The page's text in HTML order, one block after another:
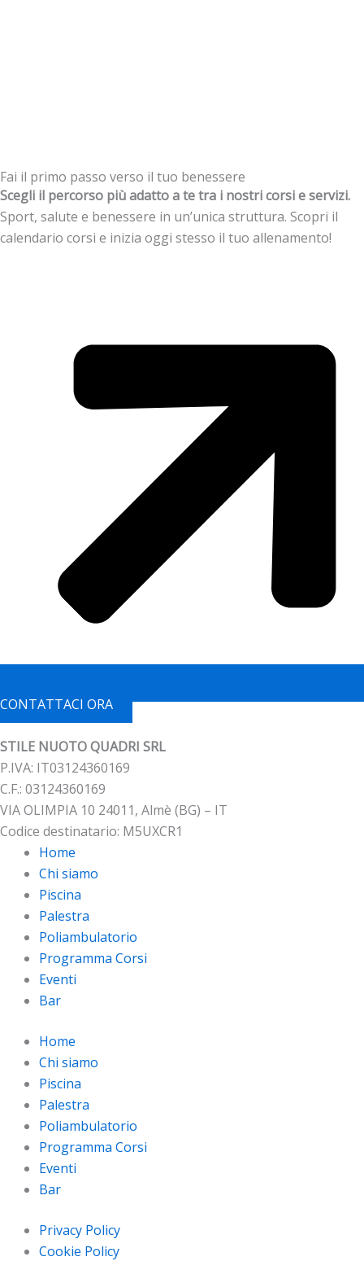
Fai il primo passo verso il tuo benessere
Scegli il percorso più adatto a te tra i nostri corsi e servizi.
Sport, salute e benessere in un’unica struttura. Scopri il
calendario corsi e inizia oggi stesso il tuo allenamento!
CONTATTACI ORA
STILE NUOTO QUADRI SRL
P.IVA: IT03124360169
C.F.: 03124360169
VIA OLIMPIA 10 24011, Almè (BG) – IT
Codice destinatario: M5UXCR1
Home
Chi siamo
Piscina
Palestra
Poliambulatorio
Programma Corsi
Eventi
Bar
Home
Chi siamo
Piscina
Palestra
Poliambulatorio
Programma Corsi
Eventi
Bar
Privacy Policy
Cookie Policy